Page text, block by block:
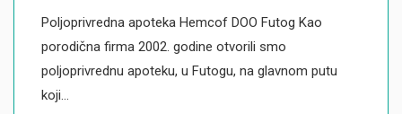
Poljoprivredna apoteka Hemcof DOO Futog Kao
porodična firma 2002. godine otvorili smo
poljoprivrednu apoteku, u Futogu, na glavnom putu
koji…